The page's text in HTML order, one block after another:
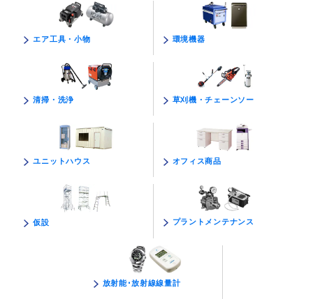
エア工具・小物 環境機器
清掃・洗浄 草刈機・チェーンソー
ユニットハウス オフィス商品
仮設 プラントメンテナンス
放射能･放射線線量計